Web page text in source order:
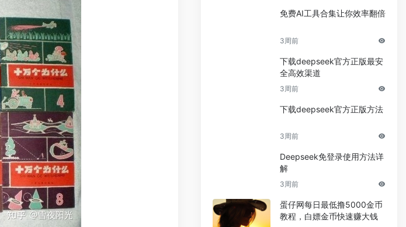
免费AI工具合集让你效率翻倍
3周前
下载deepseek官方正版最安
全高效渠道
3周前
下载deepseek官方正版方法
3周前
Deepseek免登录使用方法详
解
3周前
蛋仔网每日最低撸5000金币
教程，白嫖金币快速赚大钱